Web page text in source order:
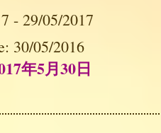
- 29/05/2017
30/05/2016
年5月30日